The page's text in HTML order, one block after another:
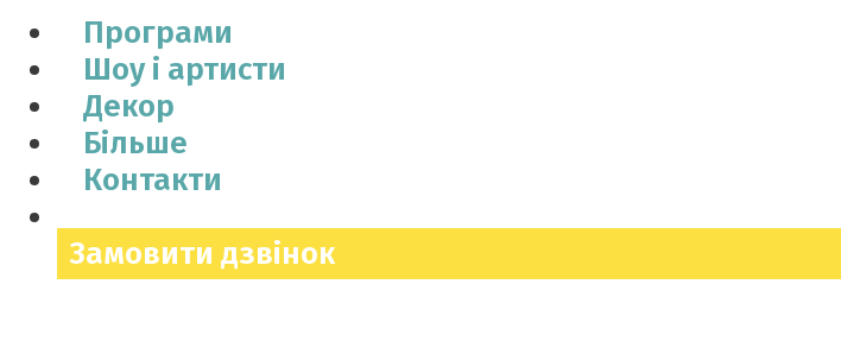
Програми
Шоу і артисти
Декор
Більше
Контакти
Замовити дзвінок